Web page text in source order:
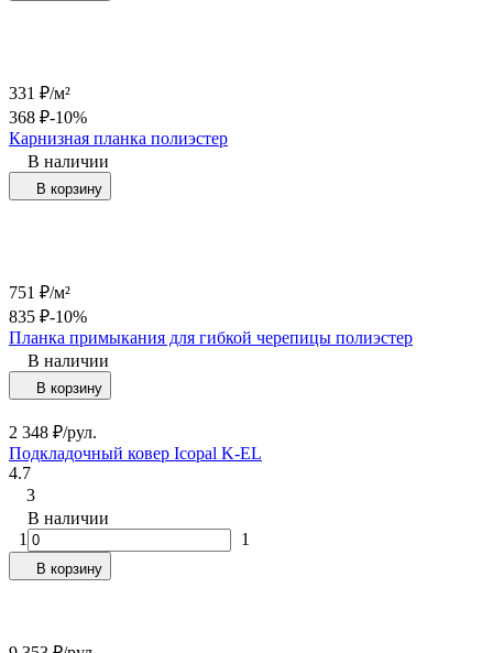
331 ₽/м²
368 ₽-10%
Карнизная планка полиэстер
В наличии
В корзину
751 ₽/м²
835 ₽-10%
Планка примыкания для гибкой черепицы полиэстер
В наличии
В корзину
2 348 ₽/рул.
Подкладочный ковер Icopal K-EL
4.7
3
В наличии
1
1
В корзину